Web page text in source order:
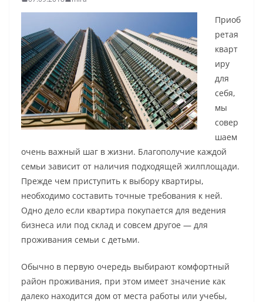
Приоб
ретая
кварт
иру
для
себя,
мы
совер
шаем
очень важный шаг в жизни. Благополучие каждой
семьи зависит от наличия подходящей жилплощади.
Прежде чем приступить к выбору квартиры,
необходимо составить точные требования к ней.
Одно дело если квартира покупается для ведения
бизнеса или под склад и совсем другое — для
проживания семьи с детьми.
Обычно в первую очередь выбирают комфортный
район проживания, при этом имеет значение как
далеко находится дом от места работы или учебы,